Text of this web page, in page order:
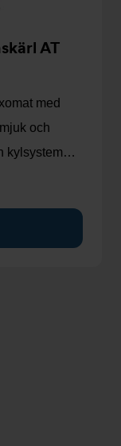
AT
med
och
kylsystem…